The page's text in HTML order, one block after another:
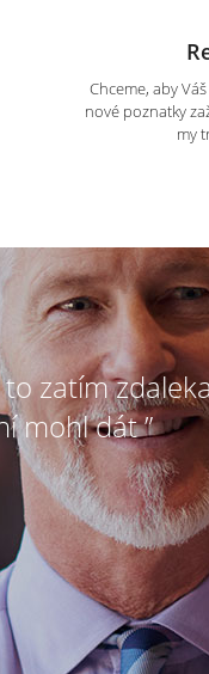
Chceme, aby
nové poznatky
my
zatím
mohl dát ”